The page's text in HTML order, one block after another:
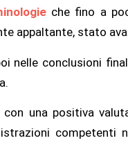
che fino a
appaltante, stato
nelle conclusioni
una positiva
competenti